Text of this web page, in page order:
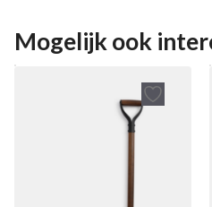
Mogelijk ook